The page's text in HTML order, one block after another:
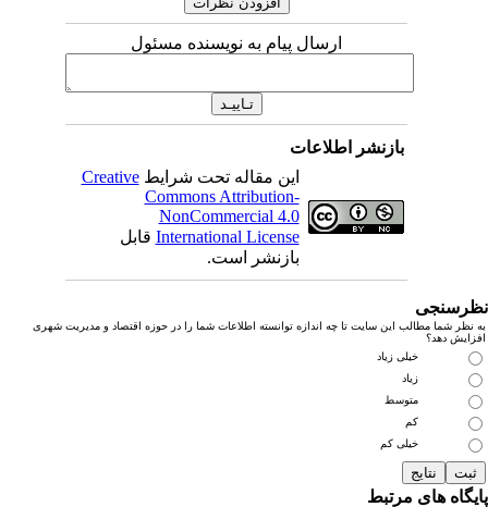
ارسال پیام به نویسنده مسئول
بازنشر اطلاعات
این مقاله تحت شرایطCreative
Commons Attribution-
NonCommercial 4.0
International Licenseقابل
بازنشر است.
نظر شما مطالب این سایت تا چه اندازه توانسته اطلاعات شما را در حوزه اقتصاد و مدیریت شهری
دهد؟
خیلی زیاد
زیاد
متوسط
خیلی کم
های مرتبط